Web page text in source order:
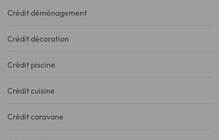
Crédit déménagement
Crédit décoration
Crédit piscine
Crédit cuisine
Crédit caravane